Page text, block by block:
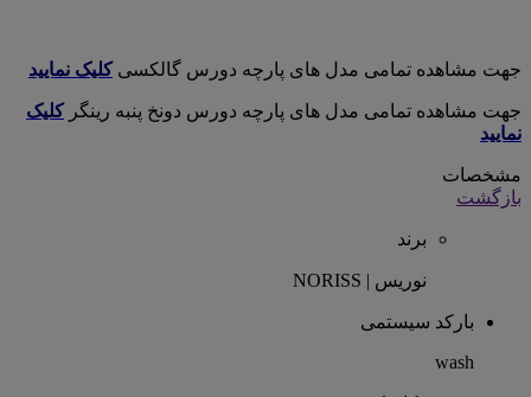
جهت مشاهده تمامی مدل های پارچه دورس گالکسیکلیک نمایید
جهت مشاهده تمامی مدل های پارچه دورس دونخ پنبه رینگرکلیک
نمایید
مشخصات
بازگشت
برند
نوریس | NORISS
بارکد سیستمی
wash